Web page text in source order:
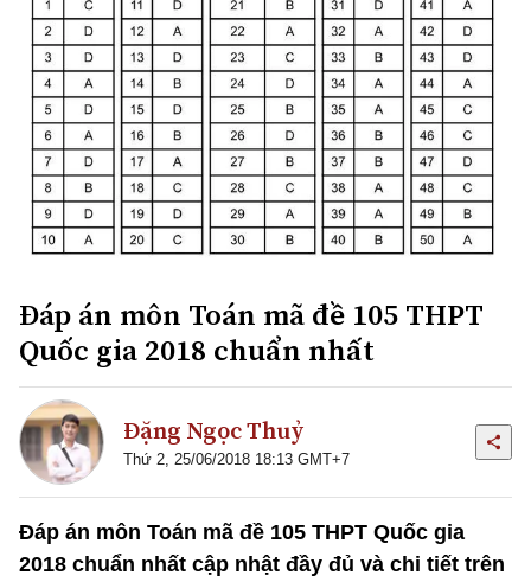
Đáp án môn Toán mã đề 105 THPT
Quốc gia 2018 chuẩn nhất
Đặng Ngọc Thuỷ
Thứ 2, 25/06/2018 18:13 GMT+7
Đáp án môn Toán mã đề 105 THPT Quốc gia
2018 chuẩn nhất cập nhật đầy đủ và chi tiết trên